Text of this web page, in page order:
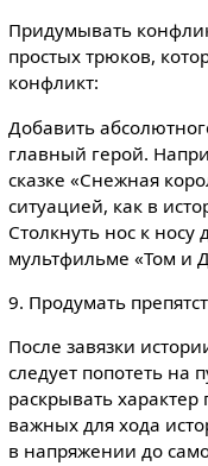
Придумывать
простых трюков,
конфликт:
Добавить
главный герой.
сказке «Снежная
ситуацией, как в
Столкнуть нос к носу
мультфильме «Том и
9. Продумать
После завязки
следует попотеть на
раскрывать
важных для хода
в напряжении до